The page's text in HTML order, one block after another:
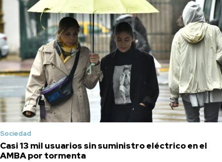
Sociedad
Casi 13 mil usuarios sin suministro eléctrico en el
AMBA por tormenta